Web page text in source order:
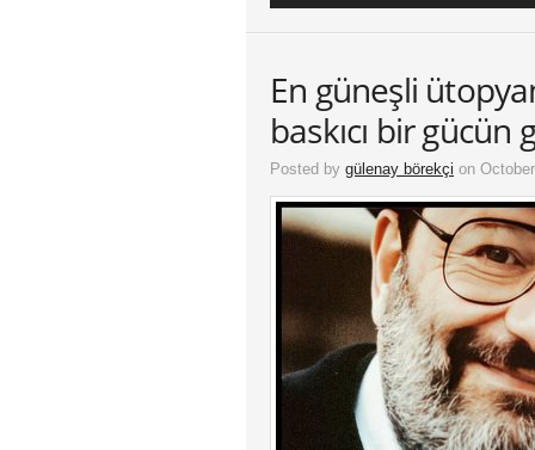
En güneşli
baskıcı bir gücün
Posted by gülenay börekçi on